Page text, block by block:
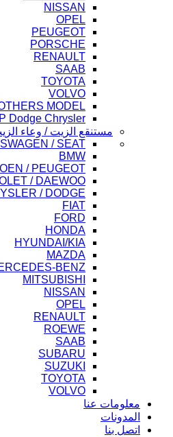
NISSAN
OPEL
PEUGEOT
PORSCHE
RENAULT
SAAB
TOYOTA
VOLVO
MODEL
Dodge Chrysler
مستنقع الزيت / وعاء
/ SEAT
BMW
/ PEUGEOT
/ DAEWOO
/ DODGE
FIAT
FORD
HONDA
HYUNDAI/KIA
MAZDA
BENZ
MITSUBISHI
NISSAN
OPEL
RENAULT
ROEWE
SAAB
SUBARU
SUZUKI
TOYOTA
VOLVO
معلومات عنا
المدونات
اتصل بنا